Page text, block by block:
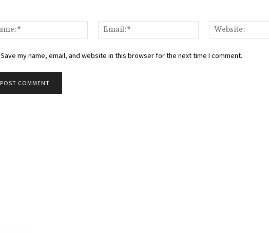
Name:*
Email:*
Save my name, email, and website in this browser for the next time I comment.